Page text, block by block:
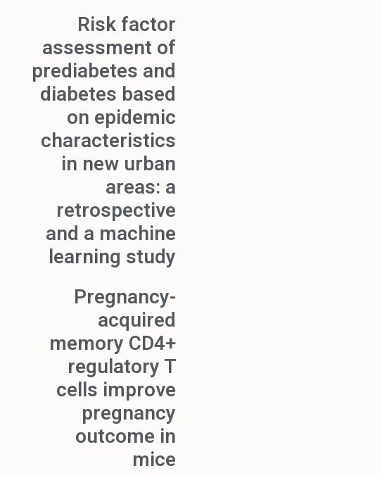
Risk factor
assessment of
prediabetes and
diabetes based
on epidemic
characteristics
in new urban
areas: a
retrospective
and a machine
learning study
Pregnancy-
acquired
memory CD4+
regulatory T
cells improve
pregnancy
outcome in
mice